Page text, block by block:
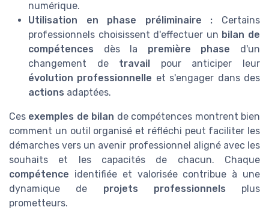
numérique.
Utilisation en phase préliminaire : Certains
professionnels choisissent d'effectuer un bilan de
compétences dès la première phase d'un
changement de travail
pour anticiper leur
évolution professionnelle et s'engager dans des
actions adaptées.
Ces exemples de bilan de compétences montrent bien
comment un outil organisé et réfléchi peut faciliter les
démarches vers un avenir professionnel aligné avec les
souhaits et les capacités de chacun. Chaque
compétence identifiée et valorisée contribue à une
dynamique de projets professionnels plus
prometteurs.